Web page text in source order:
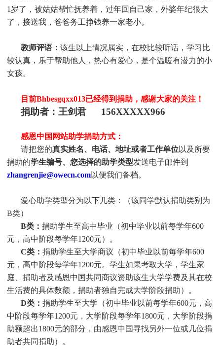
1岁了，被姑姑帮忙抚养着，过年回自己家，外婆年纪很大
了，接送我，爸爸务工挣钱养一家老小。
教师评语： 该生以上情况属实，在校比较听话，学习比
较认真，乐于帮助他人，热心有爱心，是个温暖有潜力的小
女孩。
目前Bhbesgqxx013已经得到捐助，感谢大家的关注！
捐助者：王剑君 156XXXXX966
感恩中国网站助学捐助方式：
请把您的真实姓名、电话、地址或者工作单位以及所要
捐助的学生编号、您选择的助学类型发送电子邮件到
zhangrenjie@owecn.com以便我们备档。
爱心助学类型分为以下几类：（该同学默认捐助类别为
B类）
B类： 捐助学生至高中毕业（初中毕业以前每学年600
元，高中阶段每学年1200元）。
C类： 捐助学生至大学商议（初中毕业以前每学年600
元，高中阶段每学年1200元。 学生如果考取大学， 学生家
庭、捐助者及感恩中国共同商议资助该生大学学费及其在校
生活费的具体数额，捐助者独自完成大学阶段捐助）。
D类： 捐助学生至大学（初中毕业以前每学年600元，高
中阶段每学年1200元，大学阶段每学年1800元，大学阶段捐
助额超出1800元的部分，由感恩中国寻找另外一位或几位捐
助者共同捐助）。